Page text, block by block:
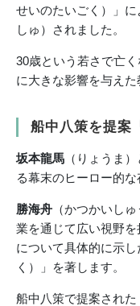
せいのたいごく）」
しゅ）されました。
30歳という若さで亡
に大きな影響を与えた
船中八策を提案
坂本龍馬 （りょうま
る幕末のヒーロー的な
勝海舟 （かつかいし
業を通じて広い視野
について具体的に示し
く）」を著します。
船中八策で提案された